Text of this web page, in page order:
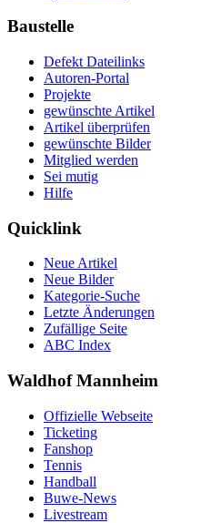
Baustelle
Defekt Dateilinks
Autoren-Portal
Projekte
gewünschte Artikel
Artikel überprüfen
gewünschte Bilder
Mitglied werden
Sei mutig
Hilfe
Quicklink
Neue Artikel
Neue Bilder
Kategorie-Suche
Letzte Änderungen
Zufällige Seite
ABC Index
Waldhof Mannheim
Offizielle Webseite
Ticketing
Fanshop
Tennis
Handball
Buwe-News
Livestream